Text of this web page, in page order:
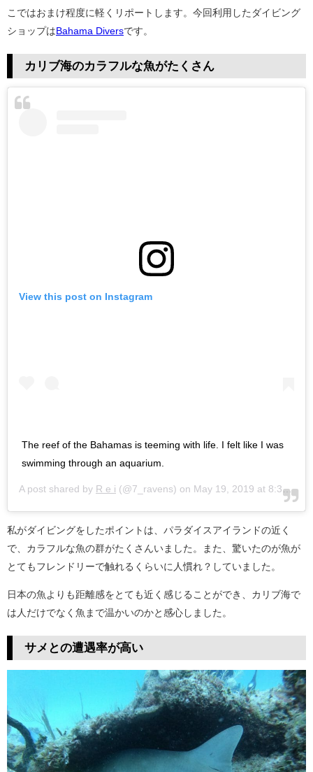
こではおまけ程度に軽くリポートします。今回利用したダイビング
ショップはBahama Diversです。
カリブ海のカラフルな魚がたくさん
View this post on Instagram
The reef of the Bahamas is teeming with life. I felt like I was
swimming through an aquarium.
A post shared by R e i (@7_ravens) on May 19, 2019 at 8:31pm PDT
私がダイビングをしたポイントは、パラダイスアイランドの近く
で、カラフルな魚の群がたくさんいました。また、驚いたのが魚が
とてもフレンドリーで触れるくらいに人慣れ？していました。
日本の魚よりも距離感をとても近く感じることができ、カリブ海で
は人だけでなく魚まで温かいのかと感心しました。
サメとの遭遇率が高い